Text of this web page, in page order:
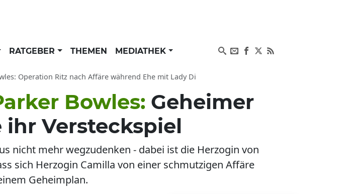
RATGEBER THEMEN MEDIATHEK
Operation Ritz nach Affäre während Ehe mit Lady Di
Bowles: Geheimer
Versteckspiel
nicht mehr wegzudenken - dabei ist die Herzogin von
sich Herzogin Camilla von einer schmutzigen Affäre
Geheimplan.